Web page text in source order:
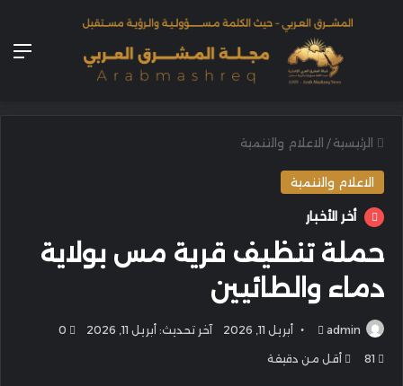
الرئيسية / الاعلام والتنمية
الاعلام والتنمية
أخر الأخبار
حملة تنظيف قرية مس بولاية
دماء والطائيين
admin
أرسل أبريل 11, 2026 آخر تحديث: أبريل 11, 2026 0
81 أقل من دقيقة